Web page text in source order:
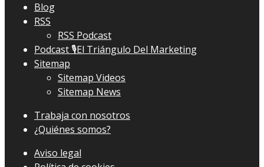
Blog
RSS
RSS Podcast
Podcast 🎙El Triángulo Del Marketing
Sitemap
Sitemap Videos
Sitemap News
Trabaja con nosotros
¿Quiénes somos?
Aviso legal